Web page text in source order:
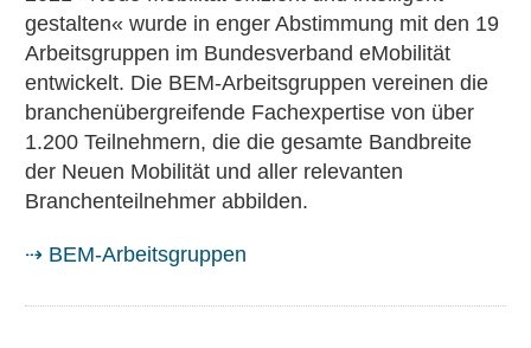
gestalten« wurde in enger Abstimmung mit den 19
Arbeitsgruppen im Bundesverband eMobilität
entwickelt. Die BEM-Arbeitsgruppen vereinen die
branchenübergreifende Fachexpertise von über
1.200 Teilnehmern, die die gesamte Bandbreite
der Neuen Mobilität und aller relevanten
Branchenteilnehmer abbilden.
⇢ BEM-Arbeitsgruppen